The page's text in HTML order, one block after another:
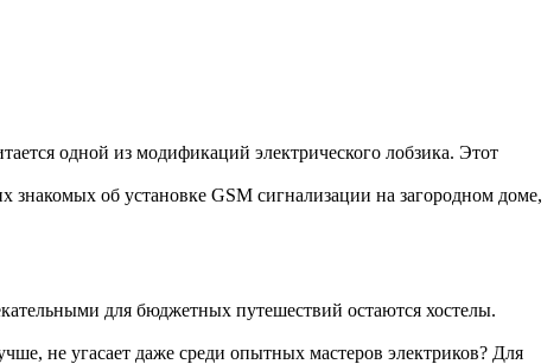
одной из модификаций электрического лобзика. Этот
об установке GSM сигнализации на загородном доме,
для бюджетных путешествий остаются хостелы.
не угасает даже среди опытных мастеров электриков? Для